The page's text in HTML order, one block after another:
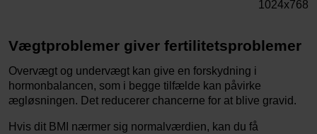
Vægtproblemer giver fertilitetsproblemer
Overvægt og undervægt kan give en forskydning i
hormonbalancen, som i begge tilfælde kan påvirke
ægløsningen. Det reducerer chancerne for at blive gravid.
Hvis dit BMI nærmer sig normalværdien, kan du få